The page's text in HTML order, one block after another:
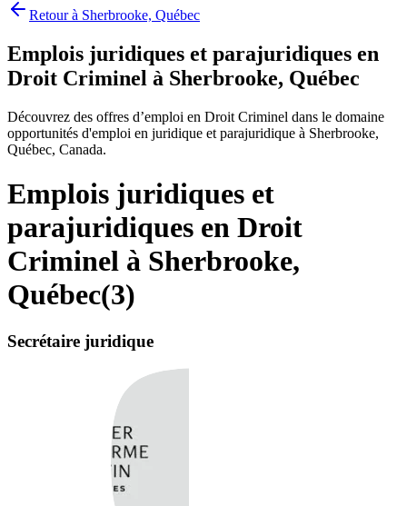
Retour à Sherbrooke, Québec
Emplois juridiques et parajuridiques en
Droit Criminel à Sherbrooke, Québec
Découvrez des offres d’emploi en Droit Criminel dans le domaine
opportunités d'emploi en juridique et parajuridique à Sherbrooke,
Québec, Canada.
Emplois juridiques et
parajuridiques en Droit
Criminel à Sherbrooke,
Québec(3)
Secrétaire juridique